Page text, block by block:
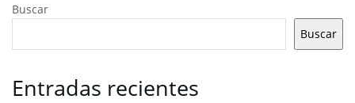
Buscar
Buscar
Entradas recientes